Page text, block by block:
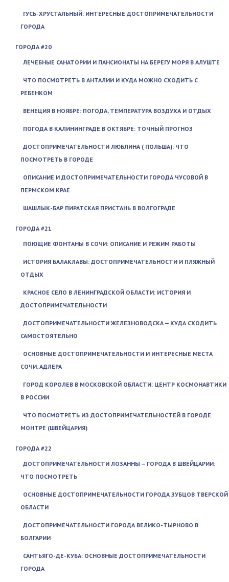
ГУСЬ-ХРУСТАЛЬНЫЙ: ИНТЕРЕСНЫЕ ДОСТОПРИМЕЧАТЕЛЬНОСТИ
ГОРОДА
ГОРОДА #20
ЛЕЧЕБНЫЕ САНАТОРИИ И ПАНСИОНАТЫ НА БЕРЕГУ МОРЯ В АЛУШТЕ
ЧТО ПОСМОТРЕТЬ В АНТАЛИИ И КУДА МОЖНО СХОДИТЬ С
РЕБЕНКОМ
ВЕНЕЦИЯ В НОЯБРЕ: ПОГОДА, ТЕМПЕРАТУРА ВОЗДУХА И ОТДЫХ
ПОГОДА В КАЛИНИНГРАДЕ В ОКТЯБРЕ: ТОЧНЫЙ ПРОГНОЗ
ДОСТОПРИМЕЧАТЕЛЬНОСТИ ЛЮБЛИНА ( ПОЛЬША): ЧТО
ПОСМОТРЕТЬ В ГОРОДЕ
ОПИСАНИЕ И ДОСТОПРИМЕЧАТЕЛЬНОСТИ ГОРОДА ЧУСОВОЙ В
ПЕРМСКОМ КРАЕ
ШАШЛЫК-БАР ПИРАТСКАЯ ПРИСТАНЬ В ВОЛГОГРАДЕ
ГОРОДА #21
ПОЮЩИЕ ФОНТАНЫ В СОЧИ: ОПИСАНИЕ И РЕЖИМ РАБОТЫ
ИСТОРИЯ БАЛАКЛАВЫ: ДОСТОПРИМЕЧАТЕЛЬНОСТИ И ПЛЯЖНЫЙ
ОТДЫХ
КРАСНОЕ СЕЛО В ЛЕНИНГРАДСКОЙ ОБЛАСТИ: ИСТОРИЯ И
ДОСТОПРИМЕЧАТЕЛЬНОСТИ
ДОСТОПРИМЕЧАТЕЛЬНОСТИ ЖЕЛЕЗНОВОДСКА — КУДА СХОДИТЬ
САМОСТОЯТЕЛЬНО
ОСНОВНЫЕ ДОСТОПРИМЕЧАТЕЛЬНОСТИ И ИНТЕРЕСНЫЕ МЕСТА
СОЧИ, АДЛЕРА
ГОРОД КОРОЛЕВ В МОСКОВСКОЙ ОБЛАСТИ: ЦЕНТР КОСМОНАВТИКИ
В РОССИИ
ЧТО ПОСМОТРЕТЬ ИЗ ДОСТОПРИМЕЧАТЕЛЬНОСТЕЙ В ГОРОДЕ
МОНТРЕ (ШВЕЙЦАРИЯ)
ГОРОДА #22
ДОСТОПРИМЕЧАТЕЛЬНОСТИ ЛОЗАННЫ — ГОРОДА В ШВЕЙЦАРИИ:
ЧТО ПОСМОТРЕТЬ
ОСНОВНЫЕ ДОСТОПРИМЕЧАТЕЛЬНОСТИ ГОРОДА ЗУБЦОВ ТВЕРСКОЙ
ОБЛАСТИ
ДОСТОПРИМЕЧАТЕЛЬНОСТИ ГОРОДА ВЕЛИКО-ТЫРНОВО В
БОЛГАРИИ
САНТЬЯГО-ДЕ-КУБА: ОСНОВНЫЕ ДОСТОПРИМЕЧАТЕЛЬНОСТИ
ГОРОДА